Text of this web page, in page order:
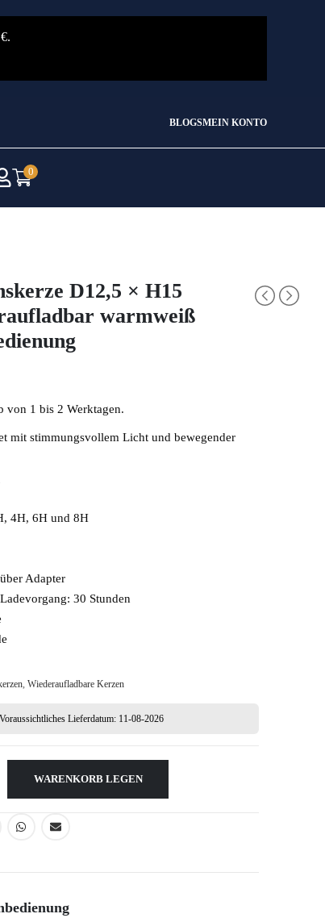
BLOGSMEIN KONTO
0
D12,5 × H15
warmweiß
von 1 bis 2 Werktagen.
mit stimmungsvollem Licht und bewegender
4H, 6H und 8H
Adapter
30 Stunden
, Wiederaufladbare Kerzen
Voraussichtliches Lieferdatum: 11-08-2026
WARENKORB LEGEN